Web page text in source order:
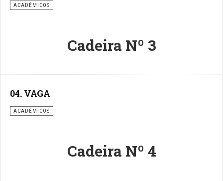
ACADÊMICOS
Cadeira Nº 3
04. VAGA
ACADÊMICOS
Cadeira Nº 4